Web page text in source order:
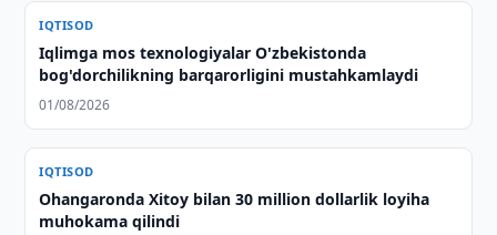
IQTISOD
Iqlimga mos texnologiyalar O'zbekistonda
bog'dorchilikning barqarorligini mustahkamlaydi
01/08/2026
IQTISOD
Ohangaronda Xitoy bilan 30 million dollarlik loyiha
muhokama qilindi